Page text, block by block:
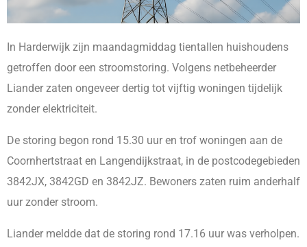
In Harderwijk zijn maandagmiddag tientallen huishoudens
getroffen door een stroomstoring. Volgens netbeheerder
Liander zaten ongeveer dertig tot vijftig woningen tijdelijk
zonder elektriciteit.
De storing begon rond 15.30 uur en trof woningen aan de
Coornhertstraat en Langendijkstraat, in de postcodegebieden
3842JX, 3842GD en 3842JZ. Bewoners zaten ruim anderhalf
uur zonder stroom.
Liander meldde dat de storing rond 17.16 uur was verholpen.